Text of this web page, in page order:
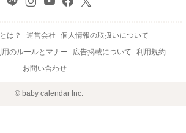
は？ 運営会社
個人情報の取扱いについて
用のルールとマナー 広告掲載について
利用規約
お問い合わせ
© baby calendar Inc.